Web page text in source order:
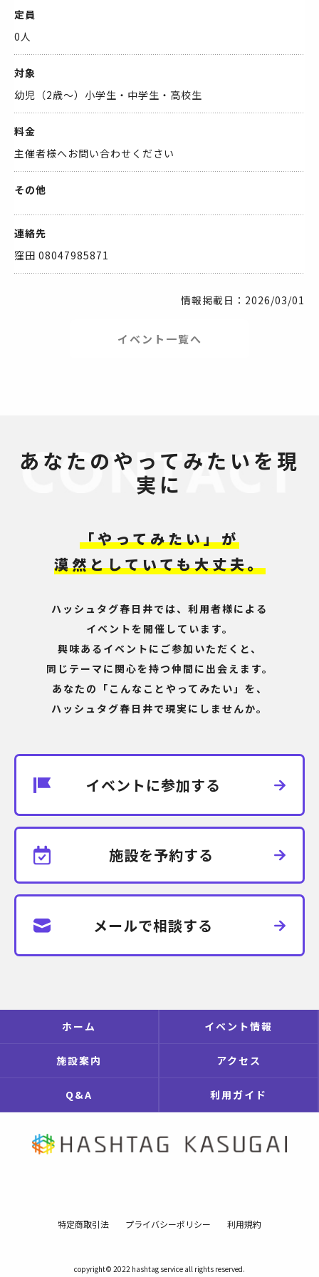
定員
0人
対象
幼児（2歳～）小学生・中学生・高校生
料金
主催者様へお問い合わせください
その他
連絡先
窪田 08047985871
情報掲載日：2026/03/01
イベント一覧へ
あなたのやってみたいを現
実に
「やってみたい」が
漠然としていても大丈夫。
ハッシュタグ春日井では、利用者様による
イベントを開催しています。
興味あるイベントにご参加いただくと、
同じテーマに関心を持つ仲間に出会えます。
あなたの「こんなことやってみたい」を、
ハッシュタグ春日井で現実にしませんか。
イベントに参加する
施設を予約する
メールで相談する
ホーム イベント情報
施設案内 アクセス
Q&A 利用ガイド
特定商取引法 プライバシーポリシー 利用規約
copyright© 2022 hashtag service all rights reserved.